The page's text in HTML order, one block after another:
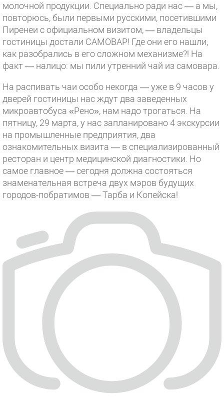
молочной продукции. Специально ради нас — а мы,
повторюсь, были первыми русскими, посетившими
Пиренеи с официальном визитом, — владельцы
гостиницы достали САМОВАР! Где они его нашли,
как разобрались в его сложном механизме?! На
факт — налицо: мы пили утренний чай из самовара.
На распивать чаи особо некогда — уже в 9 часов у
дверей гостиницы нас ждут два заведенных
микроавтобуса «Рено», нам надо трогаться. На
пятницу, 29 марта, у нас запланировано 4 экскурсии
на промышленные предприятия, два
ознакомительных визита — в специализированный
ресторан и центр медицинской диагностики. Но
самое главное — сегодня должна состояться
знаменательная встреча двух мэров будущих
городов-побратимов — Тарба и Копейска!